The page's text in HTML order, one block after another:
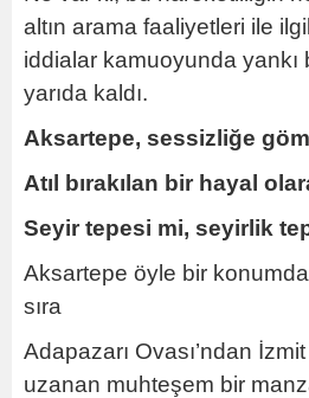
altın arama faaliyetleri ile
iddialar kamuoyunda yankı
yarıda kaldı.
Aksartepe, sessizliğe
Atıl bırakılan bir hayal
Seyir tepesi mi, seyirlik
Aksartepe öyle bir konumda
sıra
Adapazarı Ovası’ndan
uzanan muhteşem bir